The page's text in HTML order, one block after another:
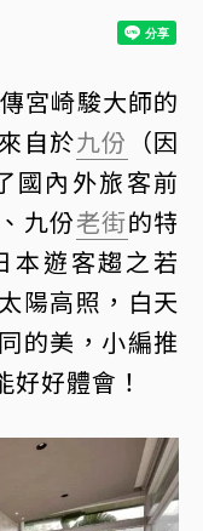
宮崎駿大師的
自於九份 （因
國內外旅客前
九份老街的特
本遊客趨之若
陽高照，白天
的美，小編推
好體會！